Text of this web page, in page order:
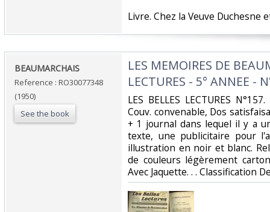
‎Livre. Chez la Veuve Duchesne
‎BEAUMARCHAIS‎
Reference : RO30077348
(1950)
See the book
‎LES MEMOIRES DE
LECTURES - 5° ANNEE -
‎LES BELLES LECTURES
Couv. convenable, Dos
+ 1 journal dans lequel il y a
texte, une publicitaire pour
illustration en noir et blanc.
de couleurs légèrement
Avec Jaquette. . . Classification